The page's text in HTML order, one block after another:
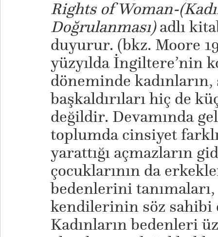
Rights of Woman-
Doğrulanması)adlı
duyurur. (bkz. Moore
yüzyılda İngiltere’nin
döneminde
başkaldırıları hiç de
değildir. Devamında
toplumda cinsiyet
yarattığı açmazların
çocuklarının da
bedenlerini
kendilerinin söz sahibi
Kadınların bedenleri